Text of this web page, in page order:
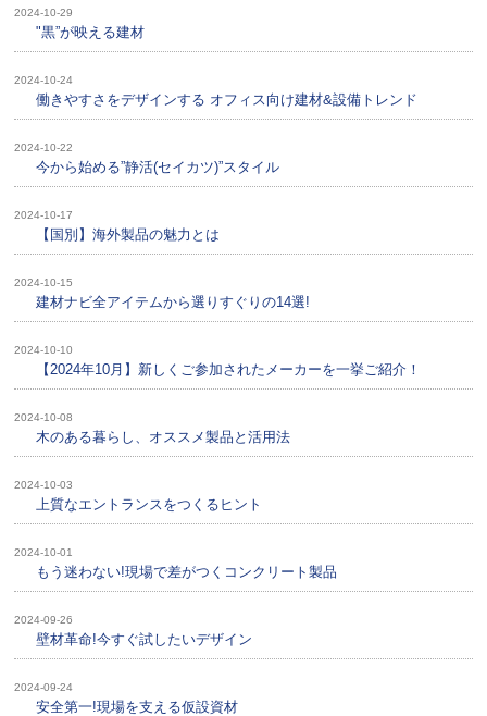
2024-10-29
"黒”が映える建材
2024-10-24
働きやすさをデザインする オフィス向け建材&設備トレンド
2024-10-22
今から始める”静活(セイカツ)”スタイル
2024-10-17
【国別】海外製品の魅力とは
2024-10-15
建材ナビ全アイテムから選りすぐりの14選!
2024-10-10
【2024年10月】新しくご参加されたメーカーを一挙ご紹介！
2024-10-08
木のある暮らし、オススメ製品と活用法
2024-10-03
上質なエントランスをつくるヒント
2024-10-01
もう迷わない!現場で差がつくコンクリート製品
2024-09-26
壁材革命!今すぐ試したいデザイン
2024-09-24
安全第一!現場を支える仮設資材